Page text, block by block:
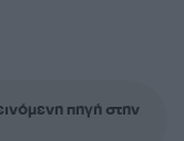
πηγή στην